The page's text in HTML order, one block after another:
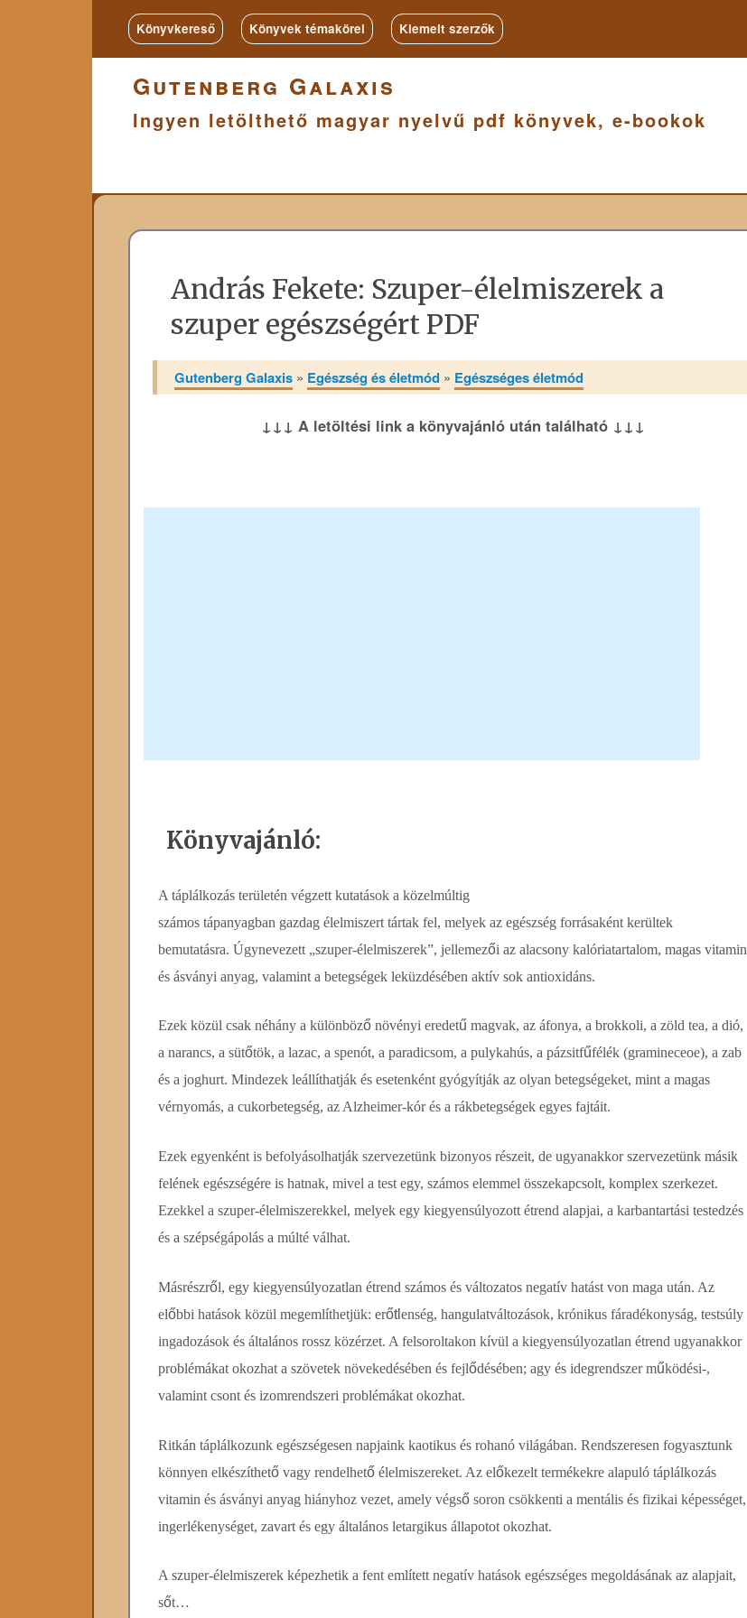
Könyvkereső Könyvek témakörei Kiemelt szerzők
Gutenberg Galaxis
Ingyen letölthető magyar nyelvű pdf könyvek, e-bookok
András Fekete: Szuper-élelmiszerek a
szuper egészségért PDF
Gutenberg Galaxis » Egészség és életmód » Egészséges életmód
↓↓↓ A letöltési link a könyvajánló után található ↓↓↓
Könyvajánló:
A táplálkozás területén végzett kutatások a közelmúltig
számos tápanyagban gazdag élelmiszert tártak fel, melyek az egészség forrásaként kerültek
bemutatásra. Úgynevezett „szuper-élelmiszerek”, jellemezői az alacsony kalóriatartalom, magas vitamin
és ásványi anyag, valamint a betegségek leküzdésében aktív sok antioxidáns.
Ezek közül csak néhány a különböző növényi eredetű magvak, az áfonya, a brokkoli, a zöld tea, a dió,
a narancs, a sütőtök, a lazac, a spenót, a paradicsom, a pulykahús, a pázsitfűfélék (gramineceoe), a zab
és a joghurt. Mindezek leállíthatják és esetenként gyógyítják az olyan betegségeket, mint a magas
vérnyomás, a cukorbetegség, az Alzheimer-kór és a rákbetegségek egyes fajtáit.
Ezek egyenként is befolyásolhatják szervezetünk bizonyos részeit, de ugyanakkor szervezetünk másik
felének egészségére is hatnak, mivel a test egy, számos elemmel összekapcsolt, komplex szerkezet.
Ezekkel a szuper-élelmiszerekkel, melyek egy kiegyensúlyozott étrend alapjai, a karbantartási testedzés
és a szépségápolás a múlté válhat.
Másrészről, egy kiegyensúlyozatlan étrend számos és változatos negatív hatást von maga után. Az
előbbi hatások közül megemlíthetjük: erőtlenség, hangulatváltozások, krónikus fáradékonyság, testsúly
ingadozások és általános rossz közérzet. A felsoroltakon kívül a kiegyensúlyozatlan étrend ugyanakkor
problémákat okozhat a szövetek növekedésében és fejlődésében; agy és idegrendszer működési-,
valamint csont és izomrendszeri problémákat okozhat.
Ritkán táplálkozunk egészségesen napjaink kaotikus és rohanó világában. Rendszeresen fogyasztunk
könnyen elkészíthető vagy rendelhető élelmiszereket. Az előkezelt termékekre alapuló táplálkozás
vitamin és ásványi anyag hiányhoz vezet, amely végső soron csökkenti a mentális és fizikai képességet,
ingerlékenységet, zavart és egy általános letargikus állapotot okozhat.
A szuper-élelmiszerek képezhetik a fent említett negatív hatások egészséges megoldásának az alapjait,
sőt…